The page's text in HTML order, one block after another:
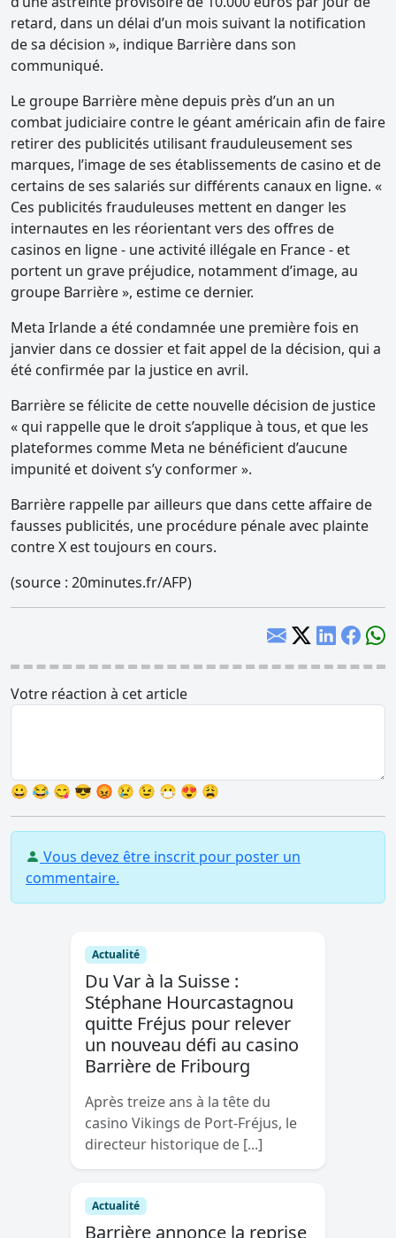
retard, dans un délai d’un mois suivant la notification
de sa décision », indique Barrière dans son
communiqué.
Le groupe Barrière mène depuis près d’un an un
combat judiciaire contre le géant américain afin de faire
retirer des publicités utilisant frauduleusement ses
marques, l’image de ses établissements de casino et de
certains de ses salariés sur différents canaux en ligne. «
Ces publicités frauduleuses mettent en danger les
internautes en les réorientant vers des offres de
casinos en ligne - une activité illégale en France - et
portent un grave préjudice, notamment d’image, au
groupe Barrière », estime ce dernier.
Meta Irlande a été condamnée une première fois en
janvier dans ce dossier et fait appel de la décision, qui a
été confirmée par la justice en avril.
Barrière se félicite de cette nouvelle décision de justice
« qui rappelle que le droit s’applique à tous, et que les
plateformes comme Meta ne bénéficient d’aucune
impunité et doivent s’y conformer ».
Barrière rappelle par ailleurs que dans cette affaire de
fausses publicités, une procédure pénale avec plainte
contre X est toujours en cours.
(source : 20minutes.fr/AFP)
Votre réaction à cet article
😀 😂 😋 😎 😡 😢 😉 😷 😍 😩
Vous devez être inscrit pour poster un
commentaire.
Actualité
Du Var à la Suisse :
Stéphane Hourcastagnou
quitte Fréjus pour relever
un nouveau défi au casino
Barrière de Fribourg
Après treize ans à la tête du
casino Vikings de Port-Fréjus, le
directeur historique de [...]
Actualité
Barrière annonce la reprise